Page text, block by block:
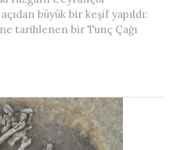
büyük bir keşif yapıldı:
tarihlenen bir Tunç Çağı